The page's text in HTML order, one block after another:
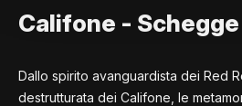
Califone -
Dallo spirito avanguardista dei Red
destrutturata dei Califone, le